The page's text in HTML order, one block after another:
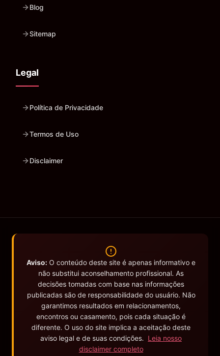
Blog
Sitemap
Legal
Política de Privacidade
Termos de Uso
Disclaimer
Aviso: O conteúdo deste site é apenas informativo e
não substitui aconselhamento profissional. As
decisões tomadas com base nas informações
publicadas são de responsabilidade do usuário. Não
garantimos resultados em relacionamentos,
encontros ou casamento, pois cada situação é
diferente. O uso do site implica a aceitação deste
aviso legal e de suas condições. Leia nosso
disclaimer completo